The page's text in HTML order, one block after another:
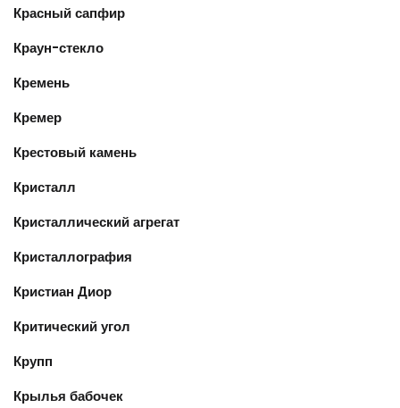
Красный сапфир
Краун-стекло
Кремень
Кремер
Крестовый камень
Кристалл
Кристаллический агрегат
Кристаллография
Кристиан Диор
Критический угол
Крупп
Крылья бабочек